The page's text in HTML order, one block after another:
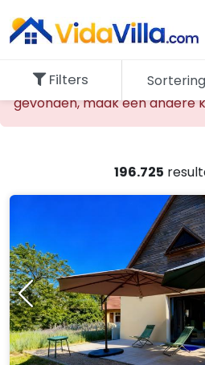
De opgevraagde
gevonden, maak een andere
196.725
Filters Sortering